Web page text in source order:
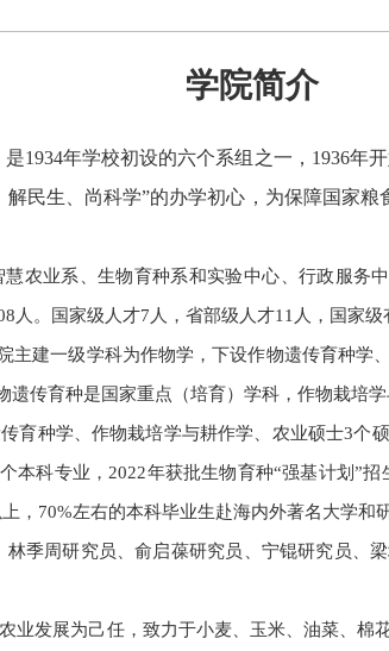
学院简介
1934年学校初设的六个系组之一，1936年
民生、尚科学”的办学初心，为保障国家
农业系、生物育种系和实验中心、行政服务
人。国家级人才7人，省部级人才11人，国家级
建一级学科为作物学，下设作物遗传育种学
传育种是国家重点（培育）学科，作物栽培学
育种学、作物栽培学与耕作学、农业硕士3个
本科专业，2022年获批生物育种“强基计划”
，70%左右的本科毕业生赴海内外著名大学
林季周研究员、俞启葆研究员、宁锟研究员、
业发展为己任，致力于小麦、玉米、油菜、